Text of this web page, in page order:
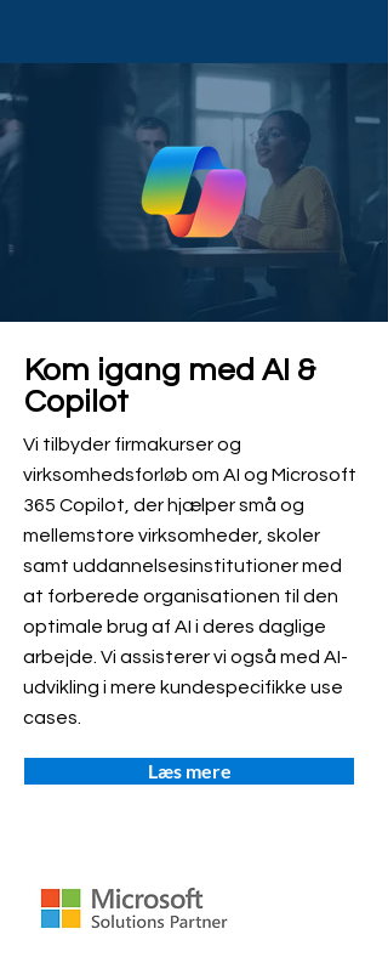
Kom igang med AI &
Copilot
Vi tilbyder firmakurser og
virksomhedsforløb om AI og Microsoft
365 Copilot, der hjælper små og
mellemstore virksomheder, skoler
samt uddannelsesinstitutioner med
at forberede organisationen til den
optimale brug af AI i deres daglige
arbejde. Vi assisterer vi også med AI-
udvikling i mere kundespecifikke use
cases.
Læs mere